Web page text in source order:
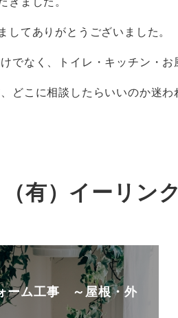
してありがとうございました。
でなく、トイレ・キッチン・お
どこに相談したらいいのか迷わ
（有）イーリ
ム工事 ～屋根・外